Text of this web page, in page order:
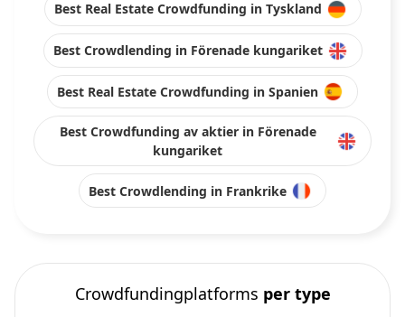
Best Real Estate Crowdfunding in Tyskland
Best Crowdlending in Förenade kungariket
Best Real Estate Crowdfunding in Spanien
Best Crowdfunding av aktier in Förenade
kungariket
Best Crowdlending in Frankrike
Crowdfundingplatforms per type